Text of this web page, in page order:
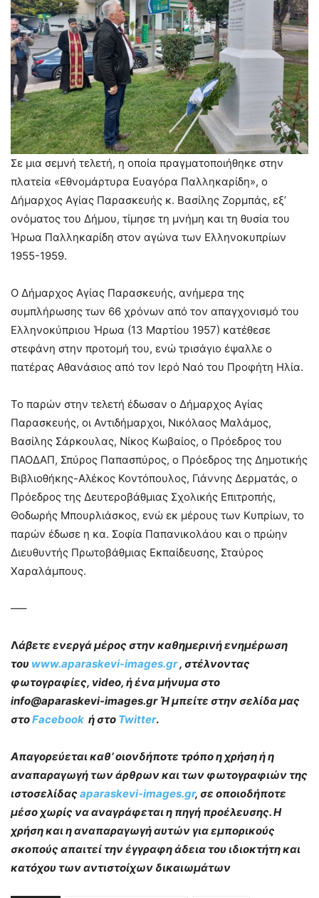
Σε μια σεμνή τελετή, η οποία πραγματοποιήθηκε στην
πλατεία «Εθνομάρτυρα Ευαγόρα Παλληκαρίδη», ο
Δήμαρχος Αγίας Παρασκευής κ. Βασίλης Ζορμπάς, εξ’
ονόματος του Δήμου, τίμησε τη μνήμη και τη θυσία του
Ήρωα Παλληκαρίδη στον αγώνα των Ελληνοκυπρίων
1955-1959.
Ο Δήμαρχος Αγίας Παρασκευής, ανήμερα της
συμπλήρωσης των 66 χρόνων από τον απαγχονισμό του
Ελληνοκύπριου Ήρωα (13 Μαρτίου 1957) κατέθεσε
στεφάνη στην προτομή του, ενώ τρισάγιο έψαλλε ο
πατέρας Αθανάσιος από τον Ιερό Ναό του Προφήτη Ηλία.
Το παρών στην τελετή έδωσαν ο Δήμαρχος Αγίας
Παρασκευής, οι Αντιδήμαρχοι, Νικόλαος Μαλάμος,
Βασίλης Σάρκουλας, Νίκος Κωβαίος, ο Πρόεδρος του
ΠΑΟΔΑΠ, Σπύρος Παπασπύρος, ο Πρόεδρος της Δημοτικής
Βιβλιοθήκης-Αλέκος Κοντόπουλος, Γιάννης Δερματάς, ο
Πρόεδρος της Δευτεροβάθμιας Σχολικής Επιτροπής,
Θοδωρής Μπουρλιάσκος, ενώ εκ μέρους των Κυπρίων, το
παρών έδωσε η κα. Σοφία Παπανικολάου και ο πρώην
Διευθυντής Πρωτοβάθμιας Εκπαίδευσης, Σταύρος
Χαραλάμπους.
—–
Λάβετε ενεργά μέρος στην καθημερινή ενημέρωση
του www.aparaskevi-images.gr, στέλνοντας
φωτογραφίες, video, ή ένα μήνυμα στο
info@aparaskevi-images.gr Ή μπείτε στην σελίδα μας
στοFacebook ή στο Twitter.
Απαγορεύεται καθ’ οιονδήποτε τρόπο η χρήση ή η
αναπαραγωγή των άρθρων και των φωτογραφιών της
ιστοσελίδας aparaskevi-images.gr, σε οποιοδήποτε
μέσο χωρίς να αναγράφεται η πηγή προέλευσης. Η
χρήση και η αναπαραγωγή αυτών για εμπορικούς
σκοπούς απαιτεί την έγγραφη άδεια του ιδιοκτήτη και
κατόχου των αντιστοίχων δικαιωμάτων